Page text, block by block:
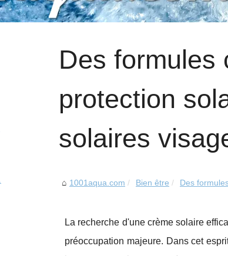
Des formules
protection
solaires
1001aqua.com Bien être Des
La recherche d'une crème solaire
préoccupation majeure. Dans cet